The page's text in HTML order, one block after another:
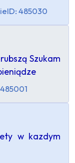
ID: 485030
Szukam
w kazdym